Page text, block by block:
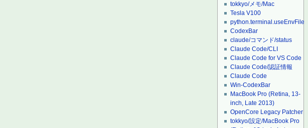
tokkyo/メモ/Mac
Tesla V100
python.terminal.useEnvFile
CodexBar
claude/コマンド/status
Claude Code/CLI
Claude Code for VS Code
Claude Code/認証情報
Claude Code
Win-CodexBar
MacBook Pro (Retina, 13-
inch, Late 2013)
OpenCore Legacy Patcher
tokkyo/設定/MacBook Pro